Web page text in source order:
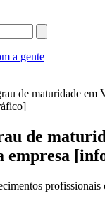
a gente
de
empresa
profissionais